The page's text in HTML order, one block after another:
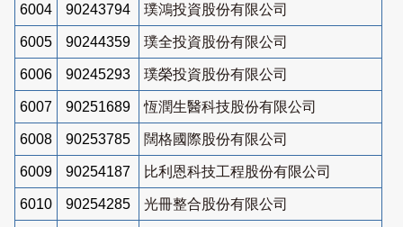
6004 90243794 璞鴻投資股份有限公司
6005 90244359 璞全投資股份有限公司
6006 90245293 璞榮投資股份有限公司
6007 90251689 恆潤生醫科技股份有限公司
6008 90253785 闊格國際股份有限公司
6009 90254187 比利恩科技工程股份有限公司
6010 90254285 光冊整合股份有限公司